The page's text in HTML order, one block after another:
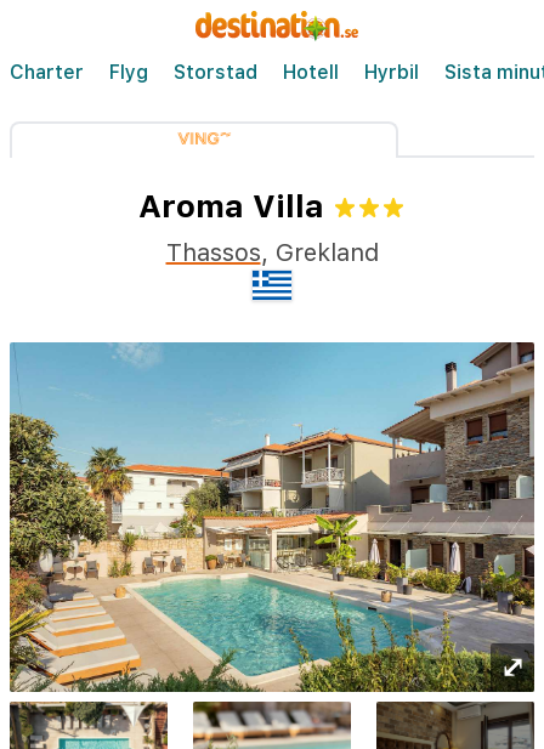
Charter Flyg Storstad Hotell Hyrbil Sista
Aroma Villa
Thassos, Grekland
⤢